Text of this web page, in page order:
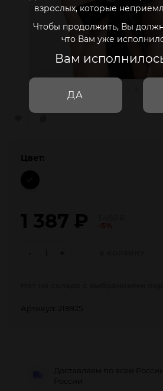
взрослых, которые
Чтобы продолжить, Вы
что Вам уже
Вам
ДА
Цвет:
1 387 ₽
Артикул: 218925
Доставляем по всей